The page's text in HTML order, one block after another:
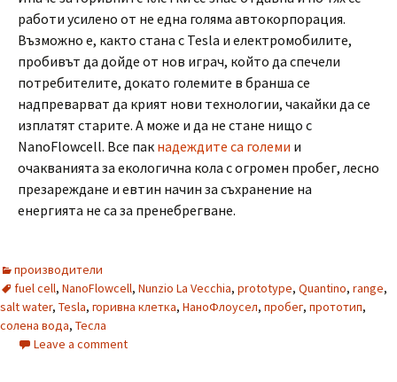
работи усилено от не една голяма автокорпорация.
Възможно е, както стана с Tesla и електромобилите,
пробивът да дойде от нов играч, който да спечели
потребителите, докато големите в бранша се
надпреварват да крият нови технологии, чакайки да се
изплатят старите. А може и да не стане нищо с
NanoFlowcell. Все пак надеждите са големи и
очакванията за екологична кола с огромен пробег, лесно
презареждане и евтин начин за съхранение на
енергията не са за пренебрегване.
производители
fuel cell, NanoFlowcell, Nunzio La Vecchia, prototype, Quantino, range,
salt water, Tesla, горивна клетка, НаноФлоусел, пробег, прототип,
солена вода, Тесла
Leave a comment